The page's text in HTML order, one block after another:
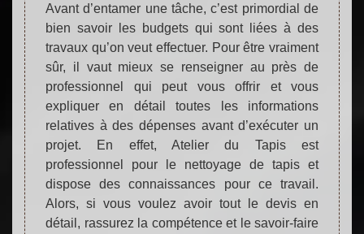
Avant d’entamer une tâche, c’est primordial de
bien savoir les budgets qui sont liées à des
travaux qu’on veut effectuer. Pour être vraiment
sûr, il vaut mieux se renseigner au près de
professionnel qui peut vous offrir et vous
expliquer en détail toutes les informations
relatives à des dépenses avant d’exécuter un
projet. En effet, Atelier du Tapis est
professionnel pour le nettoyage de tapis et
dispose des connaissances pour ce travail.
Alors, si vous voulez avoir tout le devis en
détail, rassurez la compétence et le savoir-faire